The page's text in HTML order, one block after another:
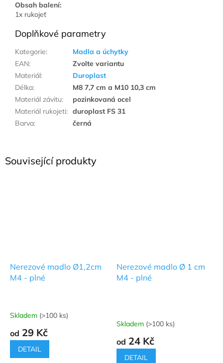
Související produkty
Nerezové madlo Ø1,2cm
M4 - plné
Průměrné
produktu
5,0
Skladem (>100 ks)
od 29 Kč
DETAIL
Nerezové madlo Ø 1 cm
M4 - plné
Skladem (>100 ks)
od 24 Kč
DETAIL
Obsah balení:
1x rukojeť
Doplňkové parametry
Kategorie:
Madla a úchytky
EAN:
Zvolte variantu
Materiál:
Duroplast
Délka:
M8 7,7 cm a M10 10,3 cm
Materiál závitu:
pozinkovaná ocel
Materiál rukojeti: duroplast FS 31
Barva: černá